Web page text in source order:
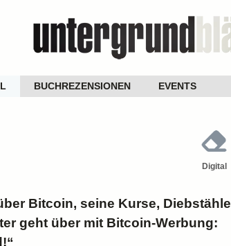
BUCHREZENSIONEN EVENTS
Digital
Bitcoin, seine Kurse, Diebstähle
geht über mit Bitcoin-Werbung: